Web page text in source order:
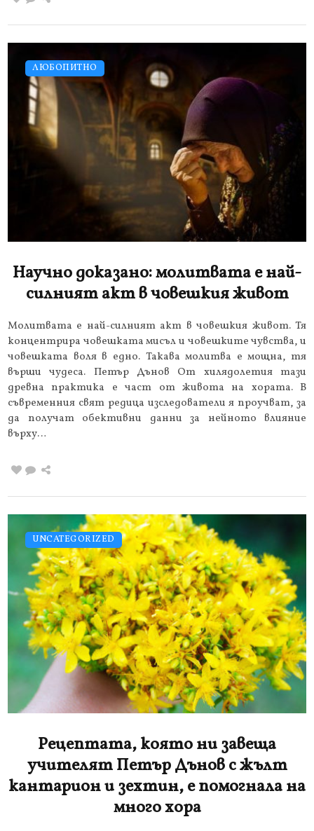
ЛЮБОПИТНО
Научно доказано: молитвата е най-
силният акт в човешкия живот
Молитвата е най-силният акт в човешкия живот. Тя
концентрира човешката мисъл и човешките чувства, и
човешката воля в едно. Такава молитва е мощна, тя
върши чудеса. Петър Дънов От хилядолетия тази
древна практика е част от живота на хората. В
съвременния свят редица изследователи я проучват, за
да получат обективни данни за нейното влияние
върху…
UNCATEGORIZED
Рецептата, която ни завеща
учителят Петър Дънов с жълт
кантарион и зехтин, е помогнала на
много хора